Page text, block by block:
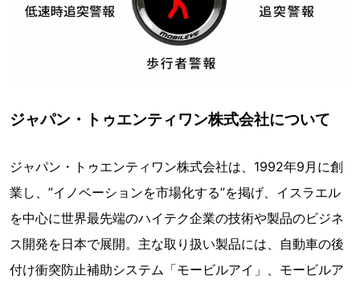
ジャパン・トゥエンティワン株式会社について
ジャパン・トゥエンティワン株式会社は、1992年9月に創
業し、”イノベーションを市場化する”を掲げ、イスラエル
を中心に世界最先端のハイテク企業の技術や製品のビジネ
ス開発を日本で展開。主な取り扱い製品には、自動車の後
付け衝突防止補助システム「モービルアイ」、モービルア